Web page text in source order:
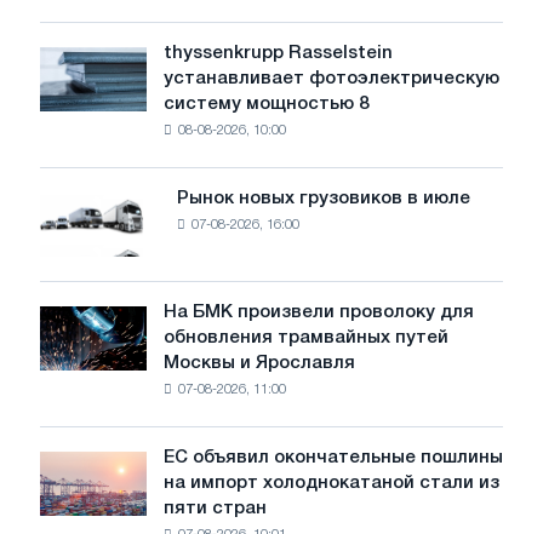
воды
угрожает
безопасности
thyssenkrupp
Rasselstein
устанавливает
фотоэлектрическую
достижения
целей
обезуглероживания
thyssenkrupp Rasselstein
устанавливает фотоэлектрическую
систему мощностью 8
08-08-2026, 10:00
Рынок
новых
грузовиков
в
июле
Рынок новых грузовиков в июле
07-08-2026, 16:00
На
БМК
произвели
трамвайных
путей
Москвы
На БМК произвели проволоку для
обновления трамвайных путей
Москвы и Ярославля
07-08-2026, 11:00
объявил
окончательные
ЕС объявил окончательные пошлины
на импорт холоднокатаной стали из
пяти стран